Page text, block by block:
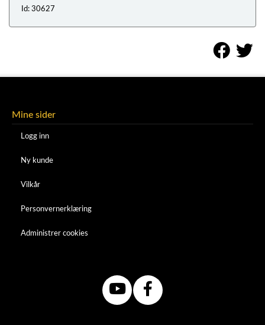
Id: 30627
Mine sider
Logg inn
Ny kunde
Vilkår
Personvernerklæring
Administrer cookies